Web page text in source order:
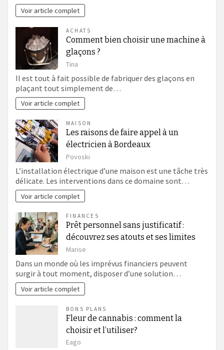
Voir article complet
ACHATS
Comment bien choisir une machine à
glaçons ?
Tina
Il est tout à fait possible de fabriquer des glaçons en
plaçant tout simplement de…
Voir article complet
MAISON
Les raisons de faire appel à un
électricien à Bordeaux
Povoski
L’installation électrique d’une maison est une tâche très
délicate. Les interventions dans ce domaine sont…
Voir article complet
FINANCES
Prêt personnel sans justificatif :
découvrez ses atouts et ses limites
Marise
Dans un monde où les imprévus financiers peuvent
surgir à tout moment, disposer d’une solution…
Voir article complet
BONS PLANS
Fleur de cannabis : comment la
choisir et l’utiliser?
Eago